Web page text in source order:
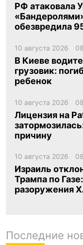
РФ атаковала
обезвредила
10 августа 2026
В Киеве
грузовик:
ребенок
10 августа 2026
Лицензия на
причину
10 августа 2026
Израиль
Трампа по
разоружения
Последние